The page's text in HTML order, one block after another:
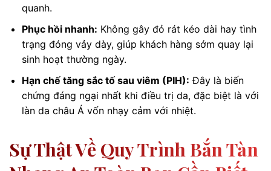
quanh.
Phục hồi nhanh: Không gây đỏ rát kéo dài hay tình
trạng đóng vảy dày, giúp khách hàng sớm quay lại
sinh hoạt thường ngày.
Hạn chế tăng sắc tố sau viêm (PIH): Đây là biến
chứng đáng ngại nhất khi điều trị da, đặc biệt là với
làn da châu Á vốn nhạy cảm với nhiệt.
Sự Thật Về Quy Trình Bắn Tàn